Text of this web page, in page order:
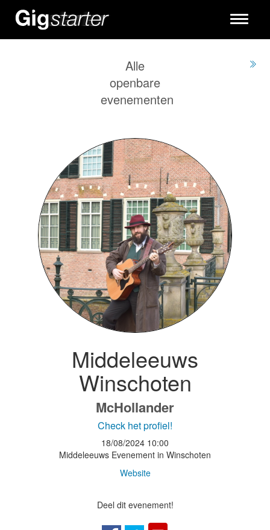
Toggle
Alle
openbare
evenementen
Middeleeuws
Winschoten
McHollander
Check het profiel!
18/08/2024 10:00
Middeleeuws Evenement in Winschoten
Website
Deel dit evenement!